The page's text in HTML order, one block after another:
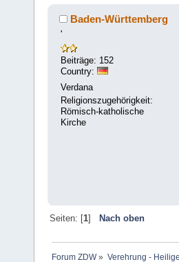
Baden-Württemberg
'
Beiträge: 152
Country:
Verdana
Religionszugehörigkeit:
Römisch-katholische
Kirche
Seiten: [1] Nach oben
Forum ZDW» Verehrung -